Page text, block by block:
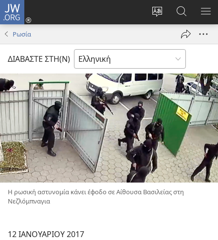
JW.ORG
Αλλαγή
γλώσσας
ιστότοπου
Σύνδεση
(ανοίγει
παράθυρο)
στο
JW.ORG
Ρωσία
ΔΙΑΒΑΣΤΕ ΣΤΗ(Ν)
Η ρωσική αστυνομία κάνει έφοδο σε Αίθουσα Βασιλείας στη
Νεζλόμπναγια
12 ΙΑΝΟΥΑΡΙΟΥ 2017